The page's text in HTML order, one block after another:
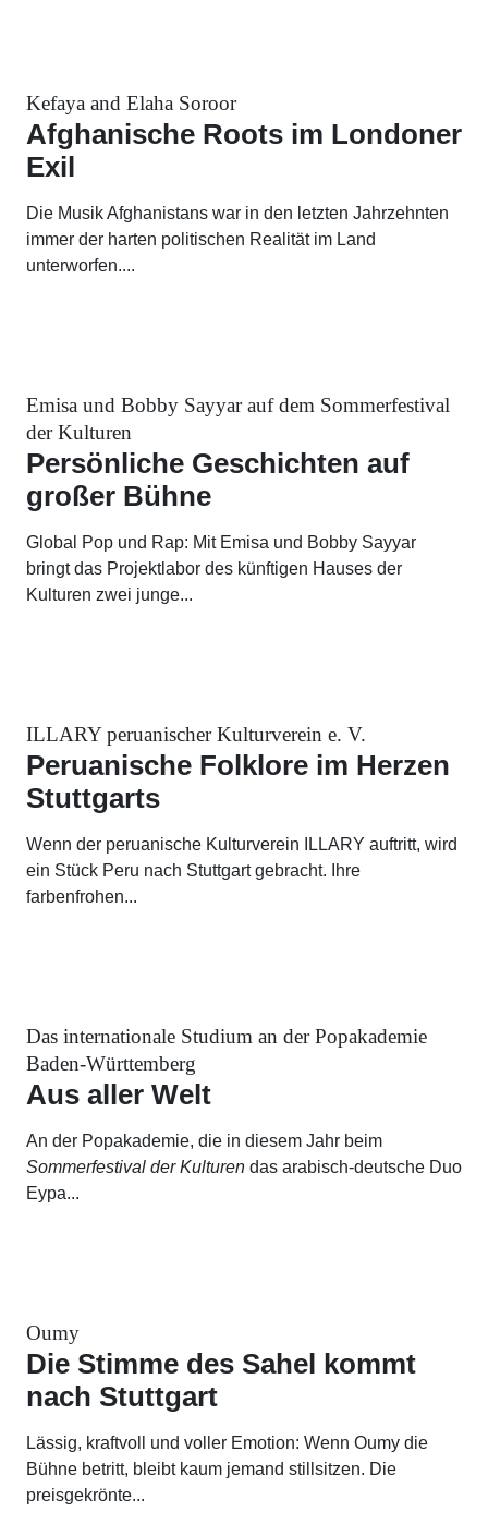
Kefaya and Elaha Soroor
Afghanische Roots im Londoner
Exil
Die Musik Afghanistans war in den letzten Jahrzehnten
immer der harten politischen Realität im Land
unterworfen....
Emisa und Bobby Sayyar auf dem Sommerfestival
der Kulturen
Persönliche Geschichten auf
großer Bühne
Global Pop und Rap: Mit Emisa und Bobby Sayyar
bringt das Projektlabor des künftigen Hauses der
Kulturen zwei junge...
ILLARY peruanischer Kulturverein e. V.
Peruanische Folklore im Herzen
Stuttgarts
Wenn der peruanische Kulturverein ILLARY auftritt, wird
ein Stück Peru nach Stuttgart gebracht. Ihre
farbenfrohen...
Das internationale Studium an der Popakademie
Baden-Württemberg
Aus aller Welt
An der Popakademie, die in diesem Jahr beim
Sommerfestival der Kulturen das arabisch-deutsche Duo
Eypa...
Oumy
Die Stimme des Sahel kommt
nach Stuttgart
Lässig, kraftvoll und voller Emotion: Wenn Oumy die
Bühne betritt, bleibt kaum jemand stillsitzen. Die
preisgekrönte...